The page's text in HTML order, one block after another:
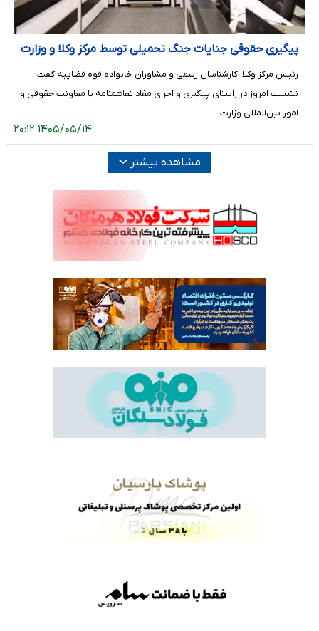
پیگیری حقوقی جنایات جنگ تحمیلی توسط مرکز وکلا و وزارت
رئیس مرکز وکلا، کارشناسان رسمی و مشاوران خانواده قوه قضاییه گفت:
نشست امروز در راستای پیگیری و اجرای مفاد تفاهمنامه با معاونت حقوقی و
امور بین‌المللی وزارت…
۱۴۰۵/۰۵/۱۴ ۲۰:۱۲
مشاهده بیشتر